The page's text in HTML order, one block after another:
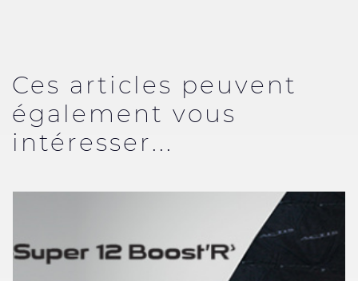
Ces articles peuvent
également vous
intéresser...